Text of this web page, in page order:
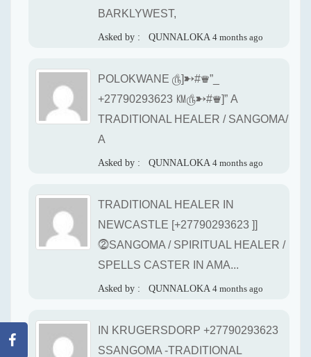
BARKLYWEST,
Asked by : QUNNALOKA 4 months ago
POLOKWANE ௹]➸#♛”_
+27790293623 ㏎௹➸#♛]” A
TRADITIONAL HEALER / SANGOMA/
A
Asked by : QUNNALOKA 4 months ago
TRADITIONAL HEALER IN
NEWCASTLE [+27790293623 ]]
⓶SANGOMA / SPIRITUAL HEALER /
SPELLS CASTER IN AMA...
Asked by : QUNNALOKA 4 months ago
IN KRUGERSDORP +27790293623
SSANGOMA -TRADITIONAL